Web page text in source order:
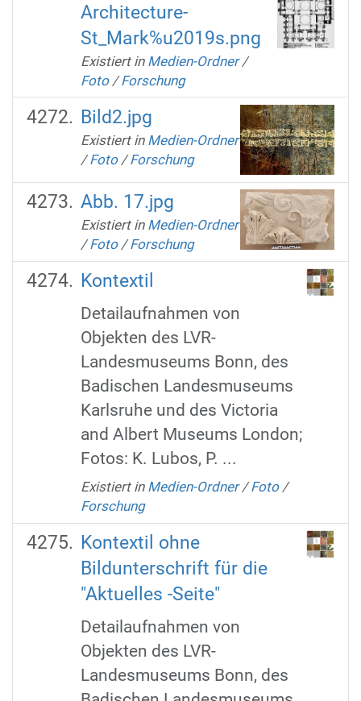
Architecture-
St_Mark%u2019s.png
Existiert in Medien-Ordner /
Foto /Forschung
Bild2.jpg
Existiert in Medien-Ordner
/Foto /Forschung
Abb. 17.jpg
Existiert in Medien-Ordner
/Foto /Forschung
Kontextil
Detailaufnahmen von
Objekten des LVR-
Landesmuseums Bonn, des
Badischen Landesmuseums
Karlsruhe und des Victoria
and Albert Museums London;
Fotos: K. Lubos, P. ...
Existiert in Medien-Ordner /Foto /
Forschung
Kontextil ohne
Bildunterschrift für die
"Aktuelles -Seite"
Detailaufnahmen von
Objekten des LVR-
Landesmuseums Bonn, des